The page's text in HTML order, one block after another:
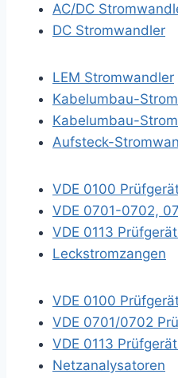
AC/DC
DC Stromwandler
LEM Stromwandler
Kabelumbau-
Kabelumbau-
Aufsteck-
VDE 0100
VDE 0701-0702,
VDE 0113
Leckstromzangen
VDE 0100
VDE 0701/0702
VDE 0113
Netzanalysatoren